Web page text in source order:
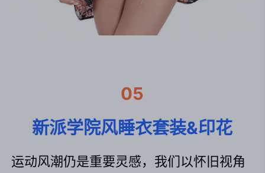
05
新派学院风睡衣套装&印花
运动风潮仍是重要灵感，我们以怀旧视角